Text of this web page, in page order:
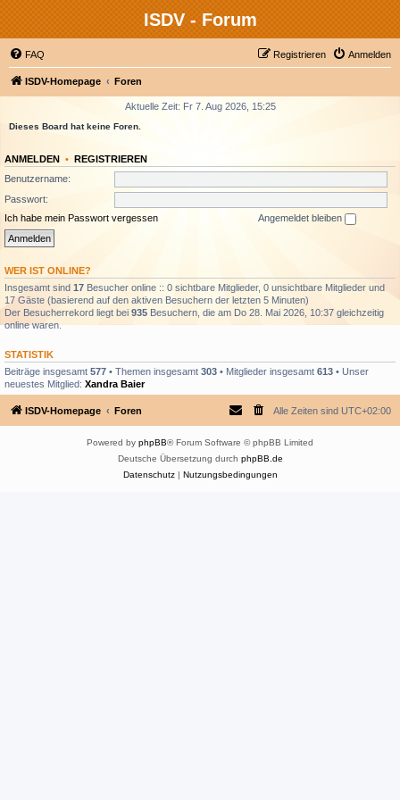
ISDV - Forum
FAQ Anmelden
Registrieren
ISDV-Homepage Foren
Aktuelle Zeit: Fr 7. Aug 2026, 15:25
Dieses Board hat keine Foren.
ANMELDEN • REGISTRIEREN
Benutzername:
Passwort:
Ich habe mein Passwort vergessen
Angemeldet bleiben
WER IST ONLINE?
Insgesamt sind 17 Besucher online :: 0 sichtbare Mitglieder, 0 unsichtbare Mitglieder und
17 Gäste (basierend auf den aktiven Besuchern der letzten 5 Minuten)
Der Besucherrekord liegt bei 935 Besuchern, die am Do 28. Mai 2026, 10:37 gleichzeitig
online waren.
STATISTIK
Beiträge insgesamt 577 • Themen insgesamt 303 • Mitglieder insgesamt 613 • Unser
neuestes Mitglied: Xandra Baier
ISDV-Homepage Foren Alle Zeiten sind UTC+02:00
Powered by phpBB® Forum Software © phpBB Limited
Deutsche Übersetzung durch phpBB.de
Datenschutz| Nutzungsbedingungen